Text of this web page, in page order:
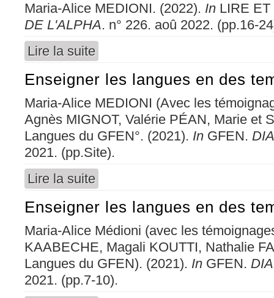
Maria-Alice MEDIONI. (2022). In LIRE
DE L'ALPHA. n° 226. aoû 2022. (pp.16-
Lire la suite
Enseigner les langues en des
Maria-Alice MEDIONI (Avec les
Agnès MIGNOT, Valérie PÉAN, Marie et
Langues du GFEN°. (2021). In GFEN.
2021. (pp.Site).
Lire la suite
Enseigner les langues en des
Maria-Alice Médioni (avec les
KAABECHE, Magali KOUTTI, Nathalie
Langues du GFEN). (2021). In GFEN.
2021. (pp.7-10).